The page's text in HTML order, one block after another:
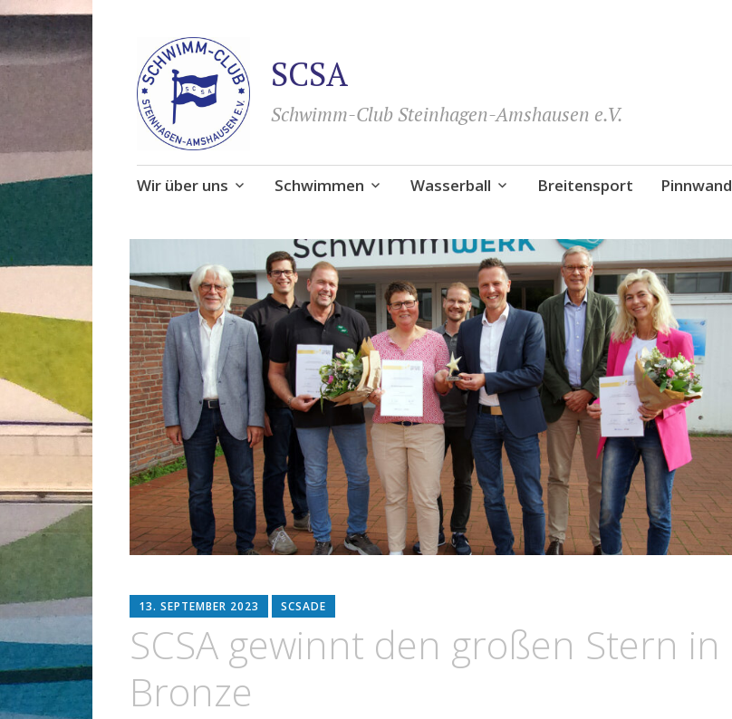
SCSA
Schwimm-Club Steinhagen-Amshausen e.V.
Zum
Wir über uns Schwimmen Wasserball Breitensport Pinnwand
13. SEPTEMBER 2023 SCSADE
SCSA gewinnt den großen Stern in
Bronze